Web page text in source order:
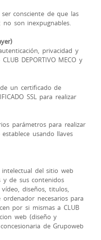
consciente de que las
son inexpugnables.
privacidad y
DEPORTIVO MECO y
de un certificado de
SSL para realizar
parámetros para realizar
usando llaves
del sitio web
y de sus contenidos
diseños, titulos,
necesarios para
por si mismas a CLUB
web (diseño y
de Grupoweb